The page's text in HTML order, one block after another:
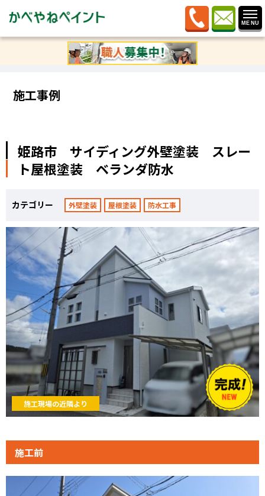
施工事例»姫路市 サイディング外壁塗装 ス
レート屋根塗装 ベランダ防水
施工事例
姫路市 サイディング外壁塗装 スレー
ト屋根塗装 ベランダ防水
カテゴリー 外壁塗装 屋根塗装 防水工事
施工現場の近隣より
施工前